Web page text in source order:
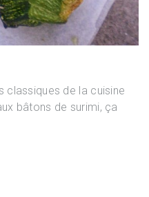
classiques de la cuisine
bâtons de surimi, ça